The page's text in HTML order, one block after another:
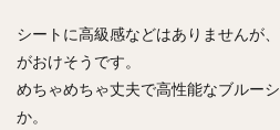
シートに高級感などはありませんが
がおけそうです。
めちゃめちゃ丈夫で高性能なブルー
か。